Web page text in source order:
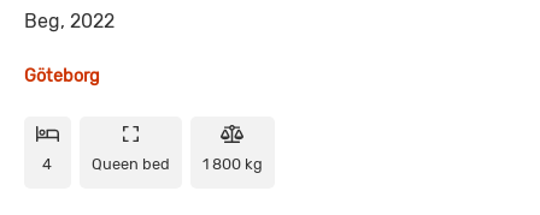
Beg, 2022
Göteborg
4 Queen bed 1 800 kg